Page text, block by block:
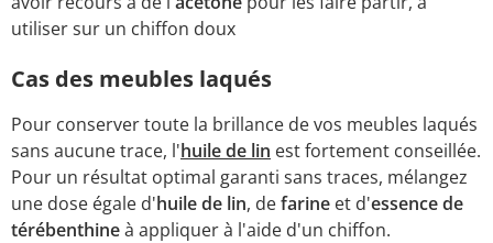
utiliser sur un chiffon doux
Cas des meubles laqués
Pour conserver toute la brillance de vos meubles laqués
sans aucune trace, l'huile de lin est fortement conseillée.
Pour un résultat optimal garanti sans traces, mélangez
une dose égale d'huile de lin, defarine et d'essence de
térébenthineà appliquer à l'aide d'un chiffon.